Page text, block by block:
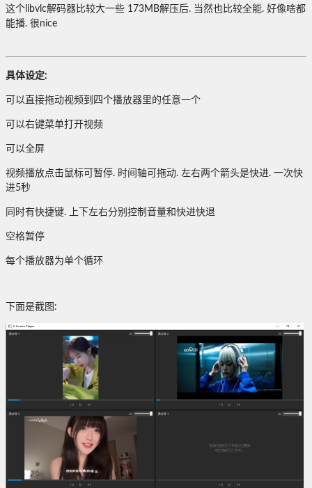
这个libvlc解码器比较大一些 173MB解压后. 当然也比较全能. 好像啥都
能播. 很nice
具体设定:
可以直接拖动视频到四个播放器里的任意一个
可以右键菜单打开视频
可以全屏
视频播放点击鼠标可暂停. 时间轴可拖动. 左右两个箭头是快进. 一次快
进5秒
同时有快捷键. 上下左右分别控制音量和快进快退
空格暂停
每个播放器为单个循环
下面是截图: